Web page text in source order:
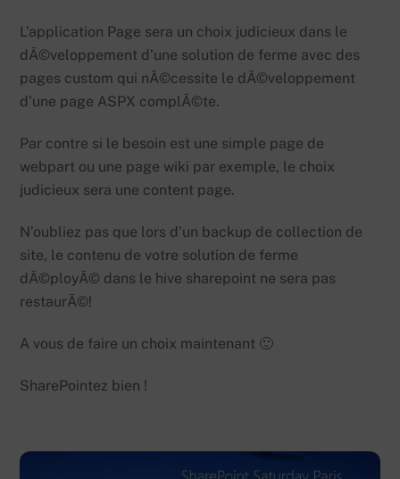
L’application Page sera un choix judicieux dans le
dÃ©veloppement d’une solution de ferme avec des
pages custom qui nÃ©cessite le dÃ©veloppement
d’une page ASPX complÃ©te.
Par contre si le besoin est une simple page de
webpart ou une page wiki par exemple, le choix
judicieux sera une content page.
N’oubliez pas que lors d’un backup de collection de
site, le contenu de votre solution de ferme
dÃ©ployÃ© dans le hive sharepoint ne sera pas
restaurÃ©!
A vous de faire un choix maintenant 🙂
SharePointez bien !